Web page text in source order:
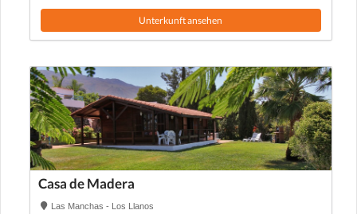
Unterkunft ansehen
Casa de Madera
Las Manchas - Los Llanos